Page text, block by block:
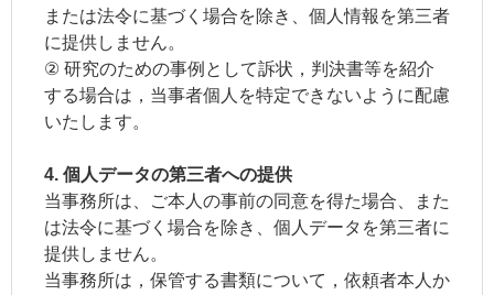
または法令に基づく場合を除き、個人情報を第三者
に提供しません。
② 研究のための事例として訴状，判決書等を紹介
する場合は，当事者個人を特定できないように配慮
いたします。
4. 個人データの第三者への提供
当事務所は、ご本人の事前の同意を得た場合、また
は法令に基づく場合を除き、個人データを第三者に
提供しません。
当事務所は，保管する書類について，依頼者本人か